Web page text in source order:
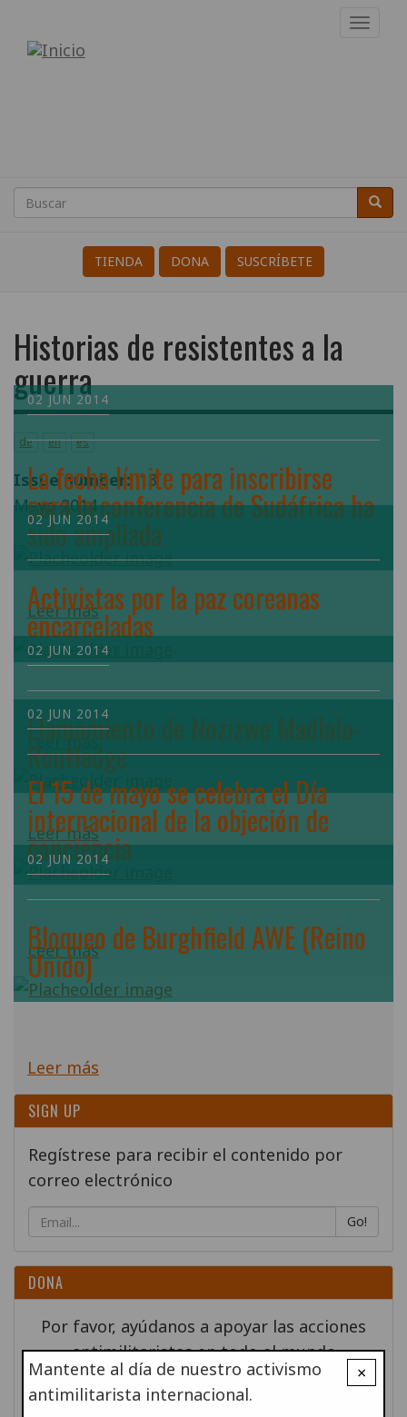
contenido
Internacional
a
la
Guerra
Search
Buscar
TIENDA DONA SUSCRÍBETE
Historias de resistentes a la
guerra
de en es
Issue number 13
Mayo 2014
02 JUN 2014
La fecha límite para inscribirse
para la conferencia de Sudáfrica ha
sido ampliada
Leer más
02 JUN 2014
Activistas por la paz coreanas
encarceladas
Leer más
02 JUN 2014
Llamamiento de Nozizwe Madlala-
Routledge
Leer más
02 JUN 2014
El 15 de mayo se celebra el Día
internacional de la objeción de
conciencia
Leer más
02 JUN 2014
Bloqueo de Burghfield AWE (Reino
Unido)
Leer más
×
Mantente al día de nuestro activismo
antimilitarista internacional.
SIGN UP
Regístrese para recibir el contenido por
correo electrónico
Go!
DONA
Por favor, ayúdanos a apoyar las acciones
antimilitaristas en todo el mundo
Dona